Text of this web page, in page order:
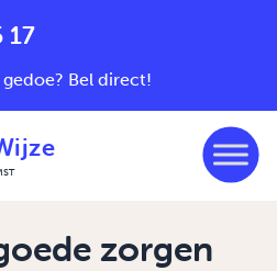
17
Bel direct!
zorgen